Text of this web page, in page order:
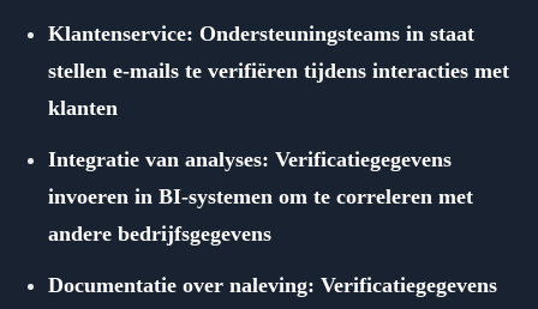
Klantenservice: Ondersteuningsteams in staat
stellen e-mails te verifiëren tijdens interacties met
klanten
Integratie van analyses: Verificatiegegevens
invoeren in BI-systemen om te correleren met
andere bedrijfsgegevens
Documentatie over naleving: Verificatiegegevens